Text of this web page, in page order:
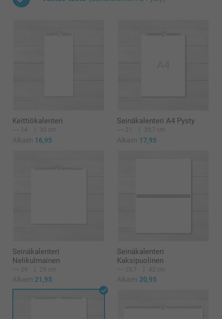
Keittiökalenteri
14 30 cm
Alkaen 16,95
Seinäkalenteri A4 Pysty
21 29,7 cm
Alkaen 17,95
Seinäkalenteri
Nelikulmainen
29 29 cm
Alkaen 21,95
Seinäkalenteri
Kaksipuolinen
29,7 42 cm
Alkaen 20,95